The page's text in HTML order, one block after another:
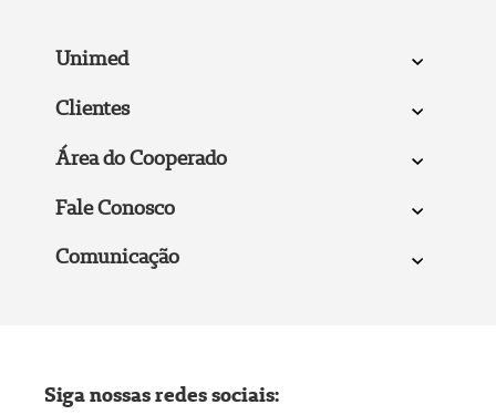
Unimed
Clientes
Área do Cooperado
Fale Conosco
Comunicação
Siga nossas redes sociais: